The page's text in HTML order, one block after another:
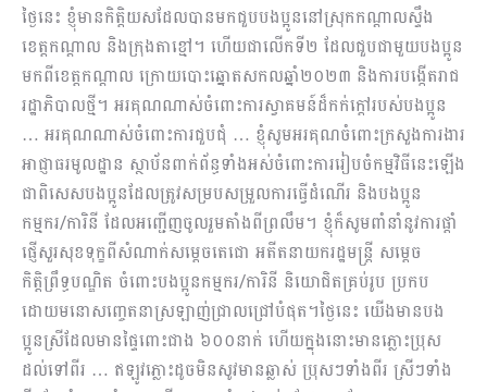
ថ្ងៃនេះ ខ្ញុំមានកិត្តិយសដែលបានមកជួបបងប្អូននៅស្រុកកណ្ដាលស្ទឹង
ខេត្តកណ្ដាល និងក្រុងតាខ្មៅ។ ហើយជាលើកទី២ ដែលជួបជាមួយបងប្អូន
មកពីខេត្តកណ្ដាល ក្រោយបោះឆ្នោតសកលឆ្នាំ២០២៣ និងការបង្កើតរាជ
រដ្ឋាភិបាលថ្មី។ អរគុណណាស់ចំពោះការស្វាគមន៍ដ៏កក់ក្ដៅរបស់បងប្អូន
… អរគុណណាស់ចំពោះការជួបជុំ … ខ្ញុំសូមអរគុណចំពោះក្រសួងការងារ
អាជ្ញាធរមូលដ្ឋាន​ ស្ថាប័នពាក់ព័ន្ធទាំងអស់ចំពោះការរៀបចំកម្មវិធីនេះឡើង
ជាពិសេសបងប្អូនដែលត្រូវសម្របសម្រួលការធ្វើដំណើរ និងបងប្អូន
កម្មករ/ការិនី ដែលអញ្ជើញចូលរួមតាំងពីព្រលឹម។ ខ្ញុំក៏សូមពាំនាំនូវការផ្ដាំ
ផ្ញើសួរសុខទុក្ខពីសំណាក់សម្ដេចតេជោ អតីតនាយករដ្ឋមន្រ្តី សម្ដេច
កិត្តិព្រឹទ្ធបណ្ឌិត ចំពោះបងប្អូនកម្មករ/ការិនី និយោជិតគ្រប់រូប ប្រកប
ដោយមនោសញ្ចេតនាស្រឡាញ់ជ្រាលជ្រៅបំផុត។ថ្ងៃនេះ យើងមានបង
ប្អូនស្រីដែលមានផ្ទៃពោះជាង ៦០០នាក់ ហើយក្នុងនោះមានភ្លោះប្រុស
ដល់ទៅពីរ … ឥឡូវភ្លោះដូចមិនសូវមានឆ្លាស់ ប្រុសៗទាំងពីរ ស្រីៗទាំង